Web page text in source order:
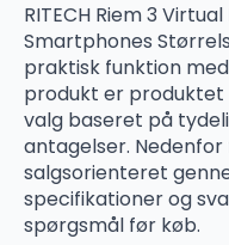
RITECH Riem 3
Smartphones
praktisk funktion
produkt er produktet
valg baseret på
antagelser.
salgsorienteret
specifikationer og
spørgsmål før køb.